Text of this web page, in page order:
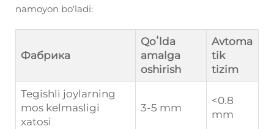
namoyon bo'ladi:
Фабрика
Qoʻlda
amalga
oshirish
Avtoma
tik
tizim
Tegishli joylarning
mos kelmasligi
xatosi
3-5 mm
<0.8
mm